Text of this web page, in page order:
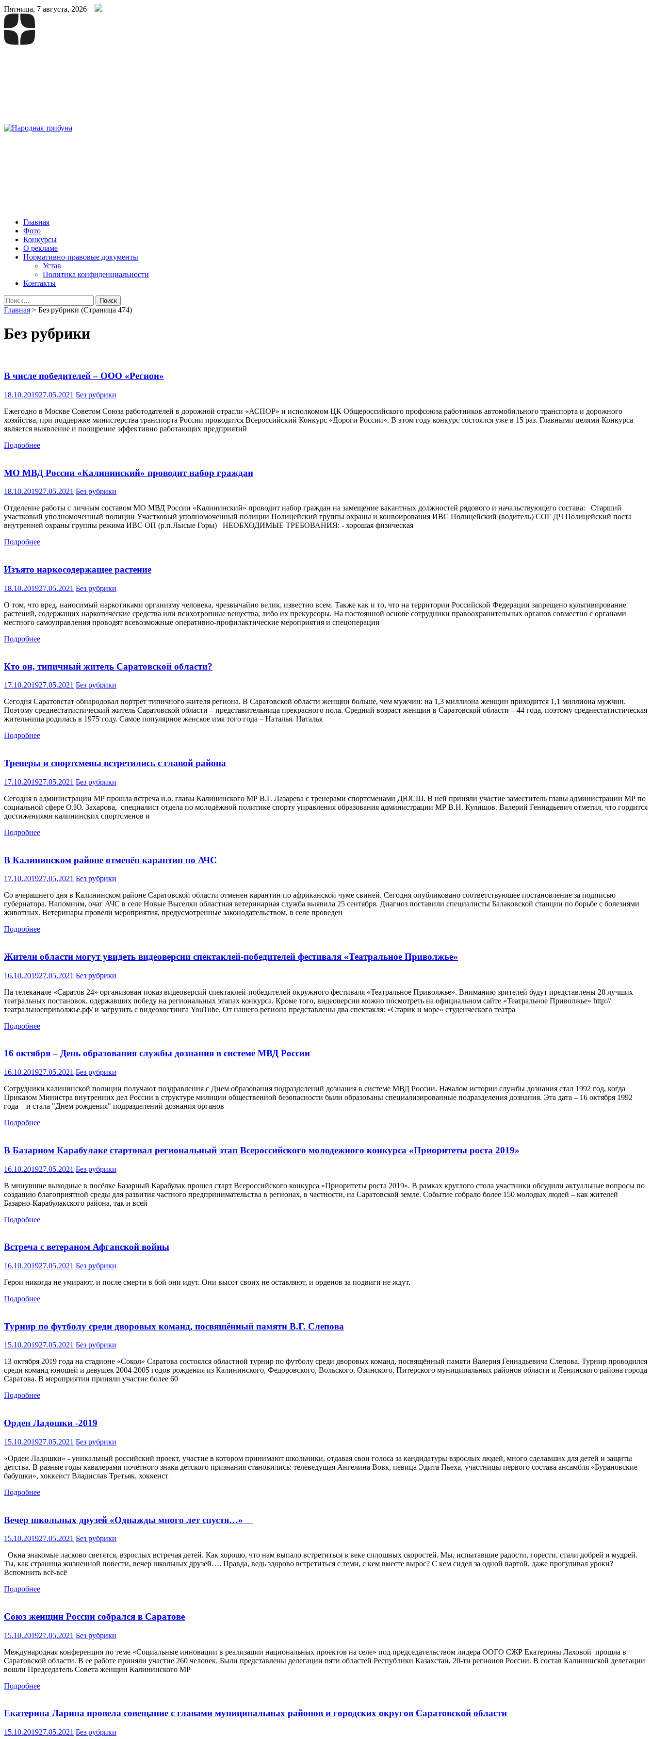
Пятница, 7 августа, 2026
Народная трибуна
Калининская районная газета
Главная
Фото
Конкурсы
О рекламе
Нормативно-правовые документы
Устав
Политика конфиденциальности
Контакты
Найти:
Главная > Без рубрики (Страница 474)
Без рубрики
В числе победителей – ООО «Регион»
18.10.201927.05.2021 Без рубрики
Ежегодно в Москве Советом Союза работодателей в дорожной отрасли «АСПОР» и исполкомом ЦК Общероссийского профсоюза работников автомобильного транспорта и дорожного
хозяйства, при поддержке министерства транспорта России проводится Всероссийский Конкурс «Дороги России». В этом году конкурс состоялся уже в 15 раз. Главными целями Конкурса
является выявление и поощрение эффективно работающих предприятий
Подробнее
МО МВД России «Калининский» проводит набор граждан
18.10.201927.05.2021 Без рубрики
Отделение работы с личным составом МО МВД России «Калининский» проводит набор граждан на замещение вакантных должностей рядового и начальствующего состава: Старший
участковый уполномоченный полиции Участковый уполномоченный полиции Полицейский группы охраны и конвоирования ИВС Полицейский (водитель) СОГ ДЧ Полицейский поста
внутренней охраны группы режима ИВС ОП (р.п.Лысые Горы) НЕОБХОДИМЫЕ ТРЕБОВАНИЯ: - хорошая физическая
Подробнее
Изъято наркосодержащее растение
18.10.201927.05.2021 Без рубрики
О том, что вред, наносимый наркотиками организму человека, чрезвычайно велик, известно всем. Также как и то, что на территории Российской Федерации запрещено культивирование
растений, содержащих наркотические средства или психотропные вещества, либо их прекурсоры. На постоянной основе сотрудники правоохранительных органов совместно с органами
местного самоуправления проводят всевозможные оперативно-профилактические мероприятия и спецоперации
Подробнее
Кто он, типичный житель Саратовской области?
17.10.201927.05.2021 Без рубрики
Сегодня Саратовстат обнародовал портрет типичного жителя региона. В Саратовской области женщин больше, чем мужчин: на 1,3 миллиона женщин приходится 1,1 миллиона мужчин.
Поэтому среднестатистический житель Саратовской области – представительница прекрасного пола. Cредний возраст женщин в Саратовской области – 44 года, поэтому среднестатистическая
жительница родилась в 1975 году. Самое популярное женское имя того года – Наталья. Наталья
Подробнее
Тренеры и спортсмены встретились с главой района
17.10.201927.05.2021 Без рубрики
Сегодня в администрации МР прошла встреча и.о. главы Калининского МР В.Г. Лазарева с тренерами спортсменами ДЮСШ. В ней приняли участие заместитель главы администрации МР по
социальной сфере О.Ю. Захарова, специалист отдела по молодёжной политике спорту управления образования администрации МР В.Н. Кулишов. Валерий Геннадьевич отметил, что гордится
достижениями калининских спортсменов и
Подробнее
В Калининском районе отменён карантин по АЧС
17.10.201927.05.2021 Без рубрики
Со вчерашнего дня в Калининском районе Саратовской области отменен карантин по африканской чуме свиней. Сегодня опубликовано соответствующее постановление за подписью
губернатора. Напомним, очаг АЧС в селе Новые Выселки областная ветеринарная служба выявила 25 сентября. Диагноз поставили специалисты Балаковской станции по борьбе с болезнями
животных. Ветеринары провели мероприятия, предусмотренные законодательством, в селе проведен
Подробнее
Жители области могут увидеть видеоверсии спектаклей-победителей фестиваля «Театральное Приволжье»
16.10.201927.05.2021 Без рубрики
На телеканале «Саратов 24» организован показ видеоверсий спектаклей-победителей окружного фестиваля «Театральное Приволжье». Вниманию зрителей будут представлены 28 лучших
театральных постановок, одержавших победу на региональных этапах конкурса. Кроме того, видеоверсии можно посмотреть на официальном сайте «Театральное Приволжье» http://
театральноеприволжье.рф/ и загрузить с видеохостинга YouTube. От нашего региона представлены два спектакля: «Старик и море» студенческого театра
Подробнее
16 октября – День образования службы дознания в системе МВД России
16.10.201927.05.2021 Без рубрики
Сотрудники калининской полиции получают поздравления с Днем образования подразделений дознания в системе МВД России. Началом истории службы дознания стал 1992 год, когда
Приказом Министра внутренних дел России в структуре милиции общественной безопасности были образованы специализированные подразделения дознания. Эта дата – 16 октября 1992
года – и стала "Днем рождения" подразделений дознания органов
Подробнее
В Базарном Карабулаке стартовал региональный этап Всероссийского молодежного конкурса «Приоритеты роста 2019»
16.10.201927.05.2021 Без рубрики
В минувшие выходные в посёлке Базарный Карабулак прошел старт Всероссийского конкурса «Приоритеты роста 2019». В рамках круглого стола участники обсудили актуальные вопросы по
созданию благоприятной среды для развития частного предпринимательства в регионах, в частности, на Саратовской земле. Событие собрало более 150 молодых людей – как жителей
Базарно-Карабулакского района, так и всей
Подробнее
Встреча с ветераном Афганской войны
16.10.201927.05.2021 Без рубрики
Герои никогда не умирают, и после смерти в бой они идут. Они высот своих не оставляют, и орденов за подвиги не ждут.
Подробнее
Турнир по футболу среди дворовых команд, посвящённый памяти В.Г. Слепова
15.10.201927.05.2021 Без рубрики
13 октября 2019 года на стадионе «Сокол» Саратова состоялся областной турнир по футболу среди дворовых команд, посвящённый памяти Валерия Геннадьевича Слепова. Турнир проводился
среди команд юношей и девушек 2004-2005 годов рождения из Калининского, Федоровского, Вольского, Озинского, Питерского муниципальных районов области и Ленинского района города
Саратова. В мероприятии приняли участие более 60
Подробнее
Орден Ладошки -2019
15.10.201927.05.2021 Без рубрики
«Орден Ладошки» - уникальный российский проект, участие в котором принимают школьники, отдавая свои голоса за кандидатуры взрослых людей, много сделавших для детей и защиты
детства. В разные годы кавалерами почётного знака детского признания становились: телеведущая Ангелина Вовк, певица Эдита Пьеха, участницы первого состава ансамбля «Бурановские
бабушки», хоккеист Владислав Третьяк, хоккеист
Подробнее
Вечер школьных друзей «Однажды много лет спустя…»
15.10.201927.05.2021 Без рубрики
Окна знакомые ласково светятся, взрослых встречая детей. Как хорошо, что нам выпало встретиться в веке сплошных скоростей. Мы, испытавшие радости, горести, стали добрей и мудрей.
Ты, как страница жизненной повести, вечер школьных друзей…. Правда, ведь здорово встретиться с теми, с кем вместе вырос? С кем сидел за одной партой, даже прогуливал уроки?
Вспомнить всё-всё
Подробнее
Союз женщин России собрался в Саратове
15.10.201927.05.2021 Без рубрики
Международная конференция по теме «Социальные инновации в реализации национальных проектов на селе» под председательством лидера ООГО СЖР Екатерины Лаховой прошла в
Саратовской области. В ее работе приняли участие 260 человек. Были представлены делегации пяти областей Республики Казахстан, 20-ти регионов России. В состав Калининской делегации
вошли Председатель Совета женщин Калининского МР
Подробнее
Екатерина Ларина провела совещание с главами муниципальных районов и городских округов Саратовской области
15.10.201927.05.2021 Без рубрики